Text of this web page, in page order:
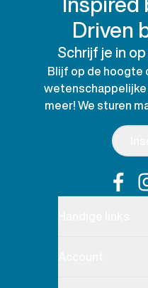
Driven
Schrijf je in
Blijf op de hoogte
meer! We sturen